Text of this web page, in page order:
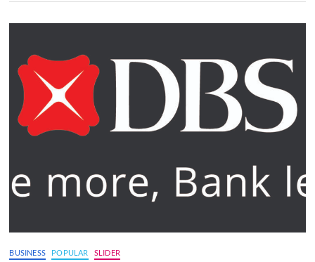
BUSINESS POPULAR SLIDER